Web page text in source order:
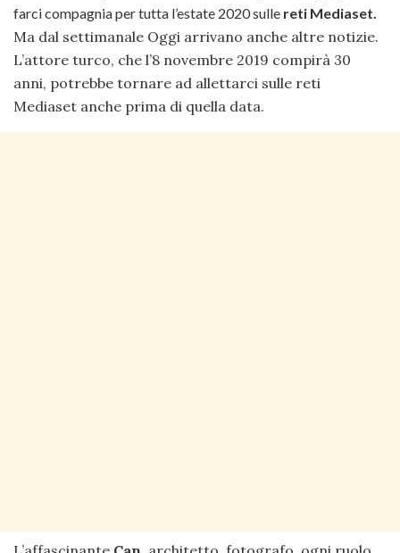
farci compagnia per tutta l’estate 2020 sulle reti Mediaset.
Ma dal settimanale Oggi arrivano anche altre notizie.
L’attore turco, che l’8 novembre 2019 compirà 30
anni, potrebbe tornare ad allettarci sulle reti
Mediaset anche prima di quella data.